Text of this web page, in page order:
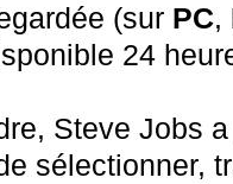
(sur PC,
24
Steve Jobs
sélectionner,